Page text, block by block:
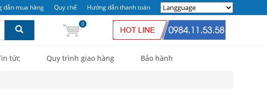
dẫn mua hàng Quy chế Hướng dẫn thanh toán
0
tức Quy trình giao hàng Bảo hành